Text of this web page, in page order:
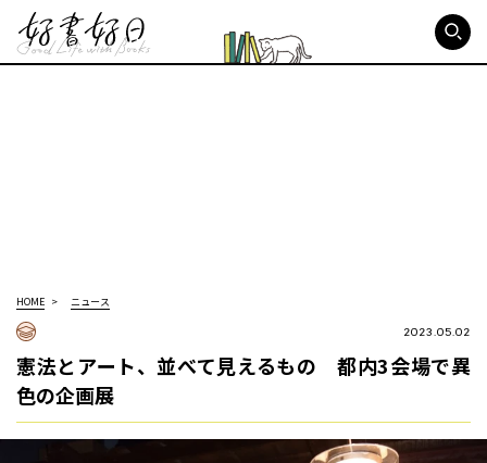
HOME ニュース
2023.05.02
憲法とアート、並べて見えるもの 都内3会場で異
色の企画展